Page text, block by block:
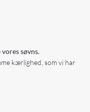
søvns.
kærlighed, som vi har